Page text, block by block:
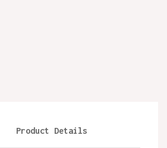
Product Details